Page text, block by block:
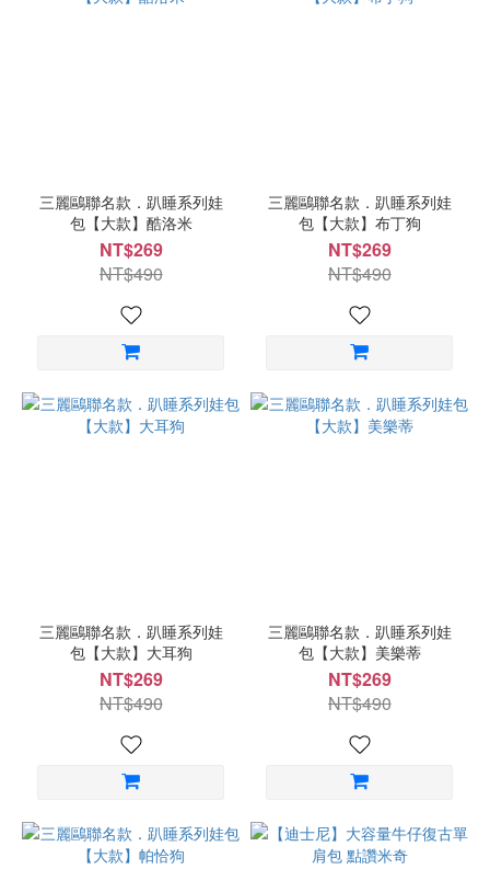
三麗鷗聯名款．趴睡系列娃
包【大款】酷洛米
NT$269
NT$490
三麗鷗聯名款．趴睡系列娃
包【大款】布丁狗
NT$269
NT$490
三麗鷗聯名款．趴睡系列娃
包【大款】大耳狗
NT$269
NT$490
三麗鷗聯名款．趴睡系列娃
包【大款】美樂蒂
NT$269
NT$490